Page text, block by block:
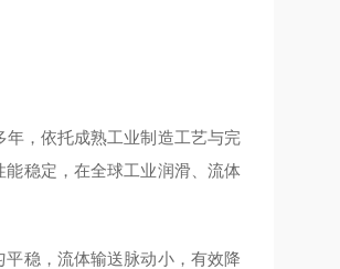
，依托成熟工业制造工艺与完
稳定，在全球工业润滑、流体
稳，流体输送脉动小，有效降